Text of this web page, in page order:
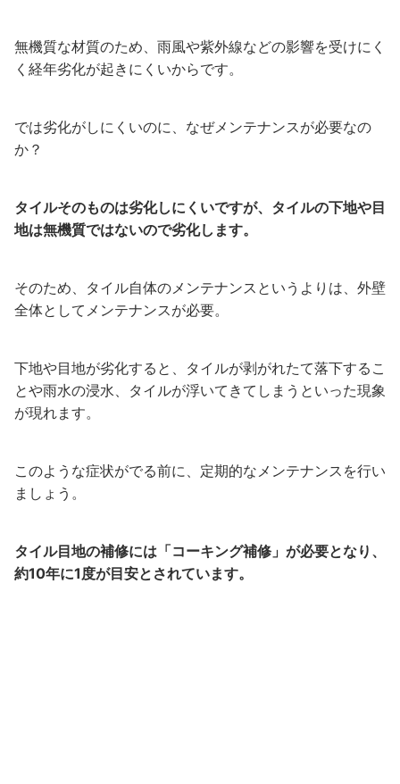
無機質な材質のため、雨風や紫外線などの影響を受けにく
く経年劣化が起きにくいからです。
では劣化がしにくいのに、なぜメンテナンスが必要なの
か？
タイルそのものは劣化しにくいですが、タイルの下地や目
地は無機質ではないので劣化します。
そのため、タイル自体のメンテナンスというよりは、外壁
全体としてメンテナンスが必要。
下地や目地が劣化すると、タイルが剥がれたて落下するこ
とや雨水の浸水、タイルが浮いてきてしまうといった現象
が現れます。
このような症状がでる前に、定期的なメンテナンスを行い
ましょう。
タイル目地の補修には「コーキング補修」が必要となり、
約10年に1度が目安とされています。